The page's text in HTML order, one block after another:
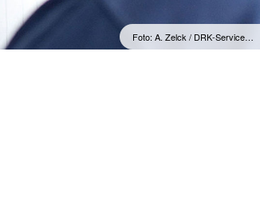
Foto: A. Zelck / DRK-Service…